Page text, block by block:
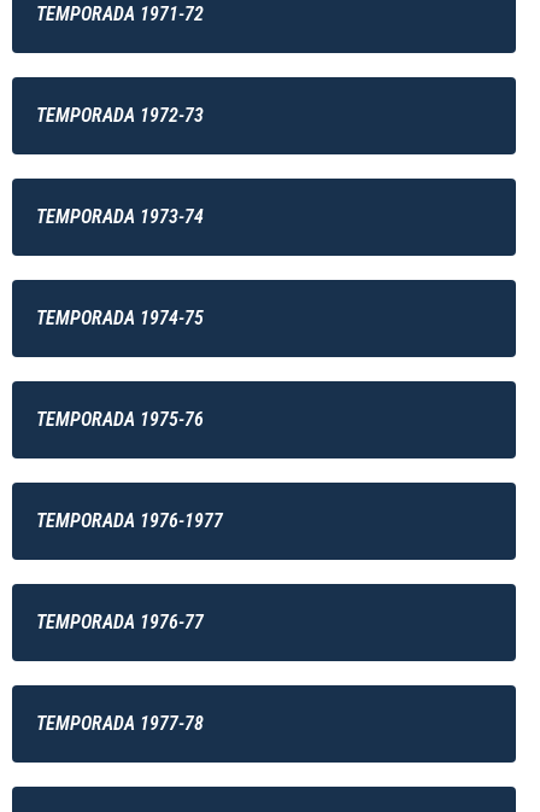
TEMPORADA 1971-72
TEMPORADA 1972-73
TEMPORADA 1973-74
TEMPORADA 1974-75
TEMPORADA 1975-76
TEMPORADA 1976-1977
TEMPORADA 1976-77
TEMPORADA 1977-78